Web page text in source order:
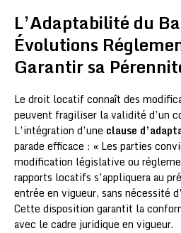
L’Adaptabilité du
Évolutions
Garantir sa
Le droit locatif connaît des
peuvent fragiliser la validité d’un
L’intégration d’une clause
parade efficace : « Les parties
modification législative ou
rapports locatifs s’appliquera au
entrée en vigueur, sans nécessité
Cette disposition garantit la
avec le cadre juridique en vigueur.